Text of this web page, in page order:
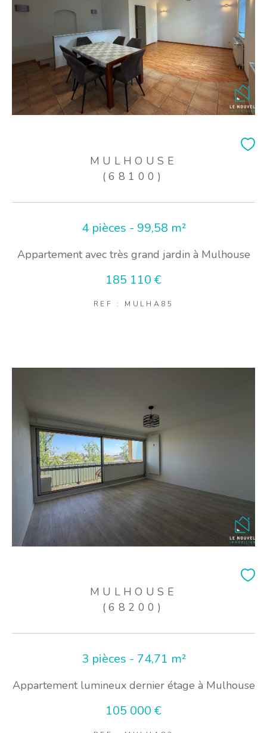
MULHOUSE
(68100)
4 pièces - 99,58 m²
Appartement avec très grand jardin à Mulhouse
185 110 €
REF : MULHA85
MULHOUSE
(68200)
3 pièces - 74,71 m²
Appartement lumineux dernier étage à Mulhouse
105 000 €